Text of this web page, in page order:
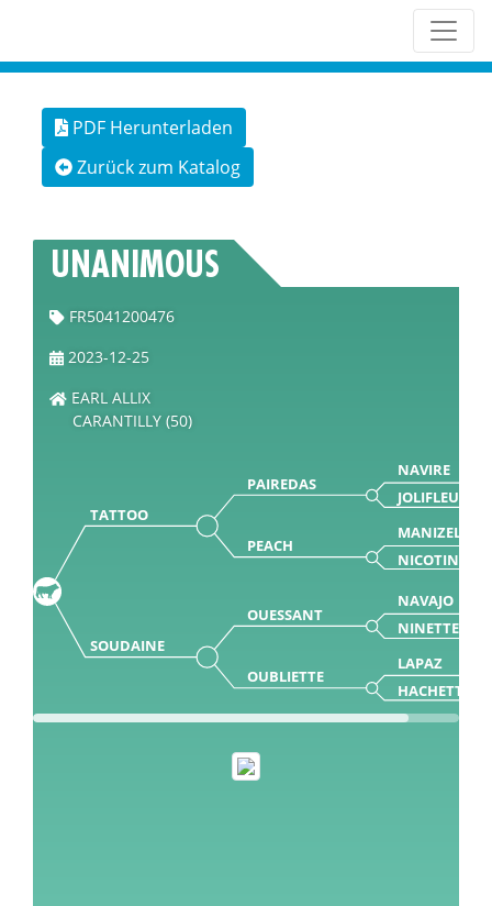
PDF Herunterladen
Zurück zum Katalog
UNANIMOUS
FR5041200476
2023-12-25
EARL ALLIX
CARANTILLY (50)
TATTOO
PAIREDAS
NAVIRE
JOLIFLEUR
PEACH
MANIZEL
NICOTINE 0
SOUDAINE
OUESSANT
NAVAJO
NINETTE
OUBLIETTE
LAPAZ
HACHETTE